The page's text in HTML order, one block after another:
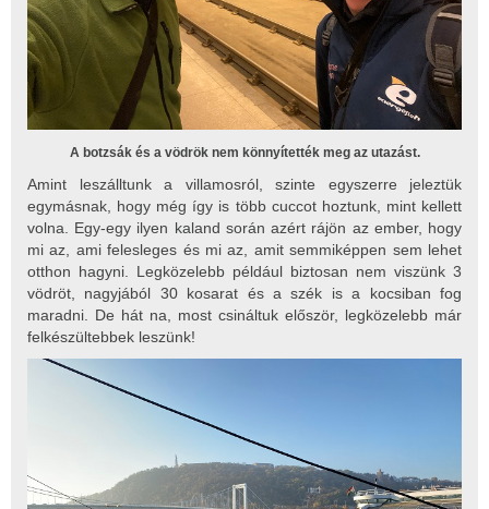
A botzsák és a vödrök nem könnyítették meg az utazást.
Amint leszálltunk a villamosról, szinte egyszerre jeleztük
egymásnak, hogy még így is több cuccot hoztunk, mint kellett
volna. Egy-egy ilyen kaland során azért rájön az ember, hogy
mi az, ami felesleges és mi az, amit semmiképpen sem lehet
otthon hagyni. Legközelebb például biztosan nem viszünk 3
vödröt, nagyjából 30 kosarat és a szék is a kocsiban fog
maradni. De hát na, most csináltuk először, legközelebb már
felkészültebbek leszünk!